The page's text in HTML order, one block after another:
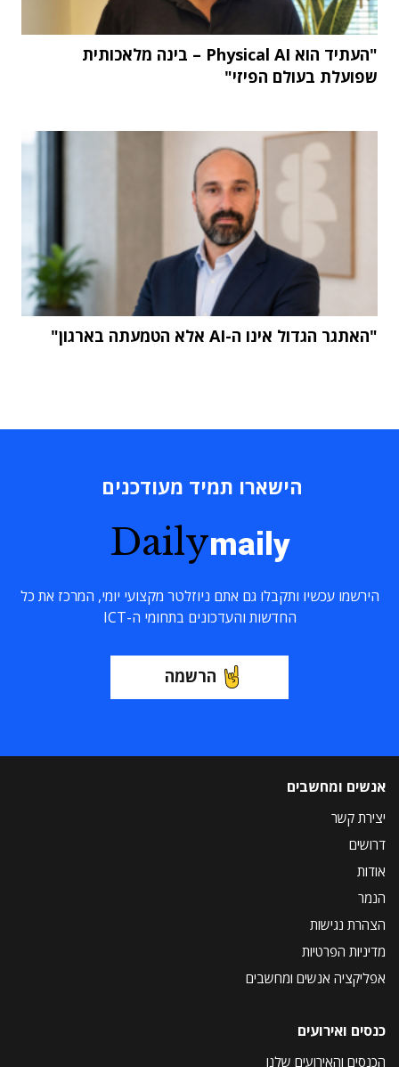
"העתיד הוא Physical AI – בינה מלאכותית
שפועלת בעולם הפיזי"
"האתגר הגדול אינו ה-AI אלא הטמעתה בארגון"
הישארו תמיד מעודכנים
Dailymaily
הירשמו עכשיו ותקבלו גם אתם ניוזלטר מקצועי יומי, המרכז את כל
החדשות והעדכונים בתחומי ה-ICT
הרשמה
אנשים ומחשבים
יצירת קשר
דרושים
אודות
הנמר
הצהרת נגישות
מדיניות הפרטיות
אפליקציה אנשים ומחשבים
כנסים ואירועים
הכנסים והאירועים שלנו